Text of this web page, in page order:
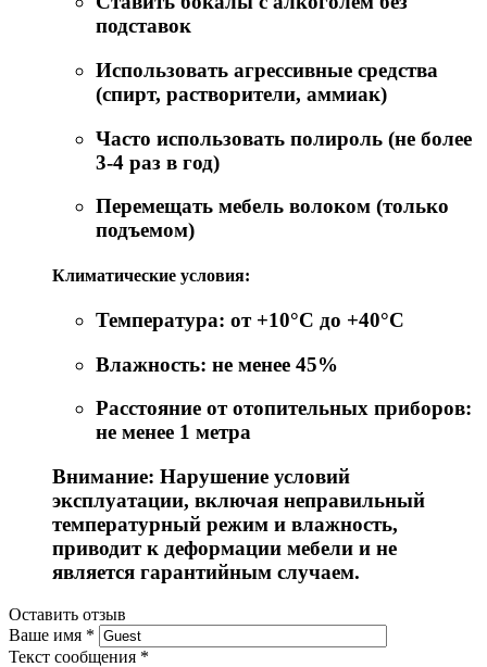
подставок
Использовать агрессивные средства
(спирт, растворители, аммиак)
Часто использовать полироль (не более
3-4 раз в год)
Перемещать мебель волоком (только
подъемом)
Климатические условия:
Температура: от +10°C до +40°C
Влажность: не менее 45%
Расстояние от отопительных приборов:
не менее 1 метра
Внимание: Нарушение условий
эксплуатации, включая неправильный
температурный режим и влажность,
приводит к деформации мебели и не
является гарантийным случаем.
Оставить отзыв
Ваше имя *
Текст сообщения *